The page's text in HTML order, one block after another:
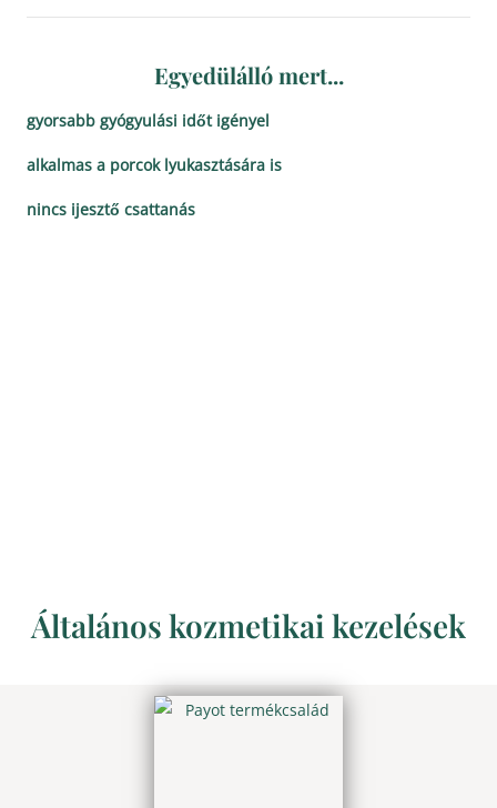
Egyedülálló mert...
gyorsabb gyógyulási időt igényel
alkalmas a porcok lyukasztására is
nincs ijesztő csattanás
Általános kozmetikai kezelések